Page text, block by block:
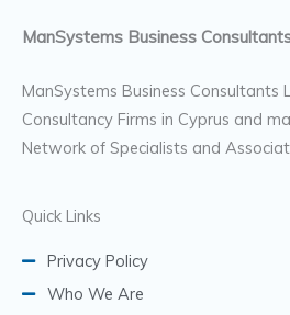
ManSystems Business
ManSystems Business Consultants
Consultancy Firms in Cyprus and
Network of Specialists and
Quick Links
Privacy Policy
Who We Are